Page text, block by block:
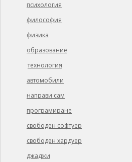
психология
философия
физика
образование
технология
автомобили
направи сам
програмиране
свободен софтуер
свободен хардуер
джаджи